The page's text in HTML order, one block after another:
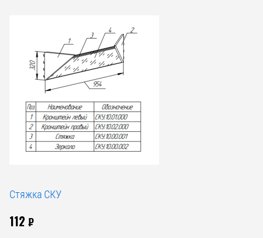
Стяжка СКУ
112 ₽